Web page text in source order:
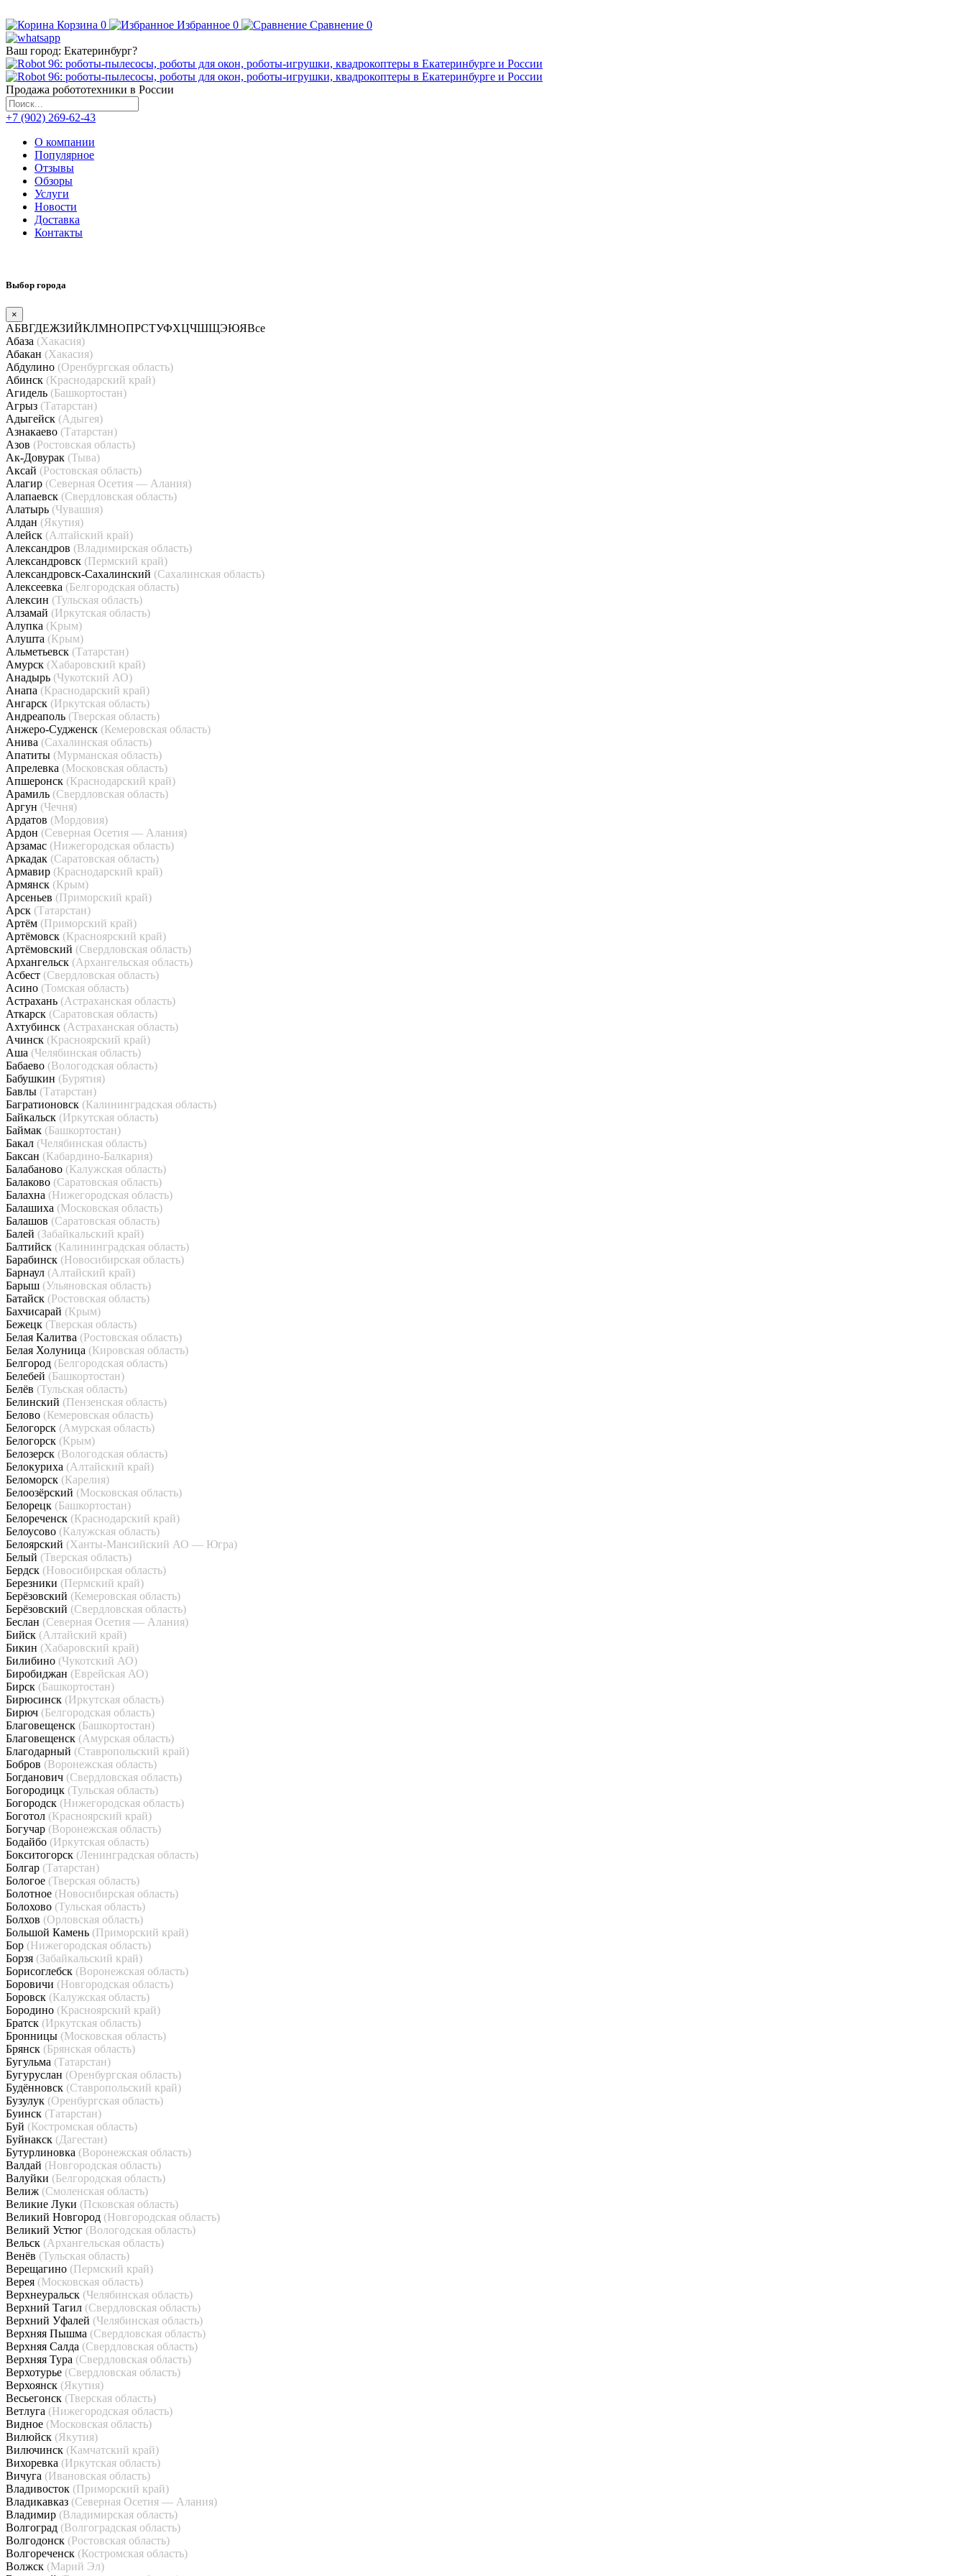
Корзина 0 Избранное 0 Сравнение 0
Ваш город: Екатеринбург?
Продажа робототехники в России
+7 (902) 269-62-43
О компании
Популярное
Отзывы
Обзоры
Услуги
Новости
Доставка
Контакты
Выбор города
×
АБВГДЕЖЗИЙКЛМНОПРСТУФХЦЧШЩЭЮЯВсе
Абаза (Хакасия)
Абакан (Хакасия)
Абдулино (Оренбургская область)
Абинск (Краснодарский край)
Агидель (Башкортостан)
Агрыз (Татарстан)
Адыгейск (Адыгея)
Азнакаево (Татарстан)
Азов (Ростовская область)
Ак-Довурак (Тыва)
Аксай (Ростовская область)
Алагир (Северная Осетия — Алания)
Алапаевск (Свердловская область)
Алатырь (Чувашия)
Алдан (Якутия)
Алейск (Алтайский край)
Александров (Владимирская область)
Александровск (Пермский край)
Александровск-Сахалинский (Сахалинская область)
Алексеевка (Белгородская область)
Алексин (Тульская область)
Алзамай (Иркутская область)
Алупка (Крым)
Алушта (Крым)
Альметьевск (Татарстан)
Амурск (Хабаровский край)
Анадырь (Чукотский АО)
Анапа (Краснодарский край)
Ангарск (Иркутская область)
Андреаполь (Тверская область)
Анжеро-Судженск (Кемеровская область)
Анива (Сахалинская область)
Апатиты (Мурманская область)
Апрелевка (Московская область)
Апшеронск (Краснодарский край)
Арамиль (Свердловская область)
Аргун (Чечня)
Ардатов (Мордовия)
Ардон (Северная Осетия — Алания)
Арзамас (Нижегородская область)
Аркадак (Саратовская область)
Армавир (Краснодарский край)
Армянск (Крым)
Арсеньев (Приморский край)
Арск (Татарстан)
Артём (Приморский край)
Артёмовск (Красноярский край)
Артёмовский (Свердловская область)
Архангельск (Архангельская область)
Асбест (Свердловская область)
Асино (Томская область)
Астрахань (Астраханская область)
Аткарск (Саратовская область)
Ахтубинск (Астраханская область)
Ачинск (Красноярский край)
Аша (Челябинская область)
Бабаево (Вологодская область)
Бабушкин (Бурятия)
Бавлы (Татарстан)
Багратионовск (Калининградская область)
Байкальск (Иркутская область)
Баймак (Башкортостан)
Бакал (Челябинская область)
Баксан (Кабардино-Балкария)
Балабаново (Калужская область)
Балаково (Саратовская область)
Балахна (Нижегородская область)
Балашиха (Московская область)
Балашов (Саратовская область)
Балей (Забайкальский край)
Балтийск (Калининградская область)
Барабинск (Новосибирская область)
Барнаул (Алтайский край)
Барыш (Ульяновская область)
Батайск (Ростовская область)
Бахчисарай (Крым)
Бежецк (Тверская область)
Белая Калитва (Ростовская область)
Белая Холуница (Кировская область)
Белгород (Белгородская область)
Белебей (Башкортостан)
Белёв (Тульская область)
Белинский (Пензенская область)
Белово (Кемеровская область)
Белогорск (Амурская область)
Белогорск (Крым)
Белозерск (Вологодская область)
Белокуриха (Алтайский край)
Беломорск (Карелия)
Белоозёрский (Московская область)
Белорецк (Башкортостан)
Белореченск (Краснодарский край)
Белоусово (Калужская область)
Белоярский (Ханты-Мансийский АО — Югра)
Белый (Тверская область)
Бердск (Новосибирская область)
Березники (Пермский край)
Берёзовский (Кемеровская область)
Берёзовский (Свердловская область)
Беслан (Северная Осетия — Алания)
Бийск (Алтайский край)
Бикин (Хабаровский край)
Билибино (Чукотский АО)
Биробиджан (Еврейская АО)
Бирск (Башкортостан)
Бирюсинск (Иркутская область)
Бирюч (Белгородская область)
Благовещенск (Башкортостан)
Благовещенск (Амурская область)
Благодарный (Ставропольский край)
Бобров (Воронежская область)
Богданович (Свердловская область)
Богородицк (Тульская область)
Богородск (Нижегородская область)
Боготол (Красноярский край)
Богучар (Воронежская область)
Бодайбо (Иркутская область)
Бокситогорск (Ленинградская область)
Болгар (Татарстан)
Бологое (Тверская область)
Болотное (Новосибирская область)
Болохово (Тульская область)
Болхов (Орловская область)
Большой Камень (Приморский край)
Бор (Нижегородская область)
Борзя (Забайкальский край)
Борисоглебск (Воронежская область)
Боровичи (Новгородская область)
Боровск (Калужская область)
Бородино (Красноярский край)
Братск (Иркутская область)
Бронницы (Московская область)
Брянск (Брянская область)
Бугульма (Татарстан)
Бугуруслан (Оренбургская область)
Будённовск (Ставропольский край)
Бузулук (Оренбургская область)
Буинск (Татарстан)
Буй (Костромская область)
Буйнакск (Дагестан)
Бутурлиновка (Воронежская область)
Валдай (Новгородская область)
Валуйки (Белгородская область)
Велиж (Смоленская область)
Великие Луки (Псковская область)
Великий Новгород (Новгородская область)
Великий Устюг (Вологодская область)
Вельск (Архангельская область)
Венёв (Тульская область)
Верещагино (Пермский край)
Верея (Московская область)
Верхнеуральск (Челябинская область)
Верхний Тагил (Свердловская область)
Верхний Уфалей (Челябинская область)
Верхняя Пышма (Свердловская область)
Верхняя Салда (Свердловская область)
Верхняя Тура (Свердловская область)
Верхотурье (Свердловская область)
Верхоянск (Якутия)
Весьегонск (Тверская область)
Ветлуга (Нижегородская область)
Видное (Московская область)
Вилюйск (Якутия)
Вилючинск (Камчатский край)
Вихоревка (Иркутская область)
Вичуга (Ивановская область)
Владивосток (Приморский край)
Владикавказ (Северная Осетия — Алания)
Владимир (Владимирская область)
Волгоград (Волгоградская область)
Волгодонск (Ростовская область)
Волгореченск (Костромская область)
Волжск (Марий Эл)